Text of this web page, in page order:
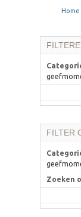
Home
FILTER
Zoeken